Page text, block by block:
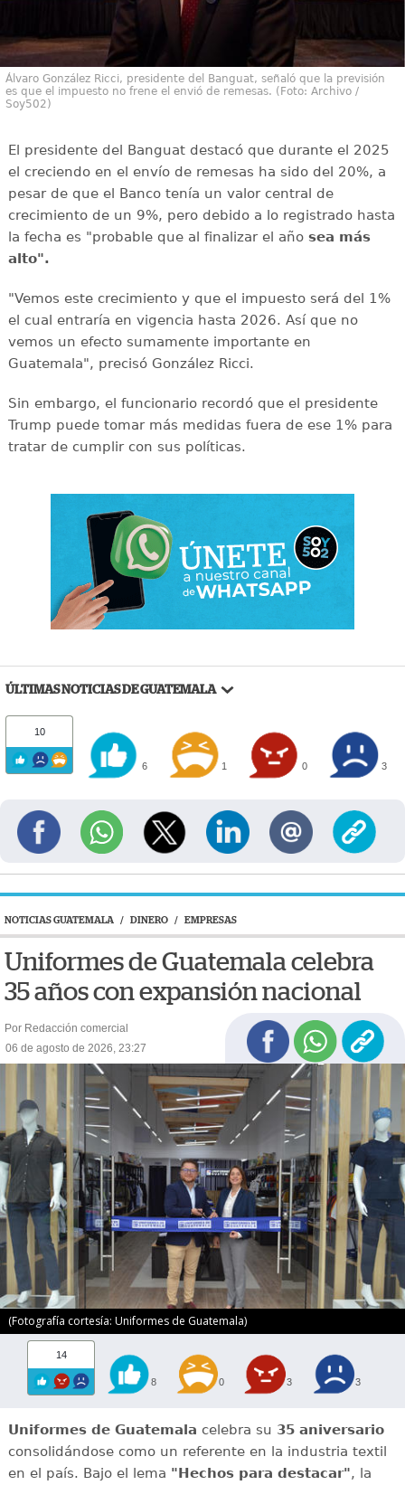
Álvaro González Ricci, presidente del Banguat, señaló que la previsión
es que el impuesto no frene el envió de remesas. (Foto: Archivo /
Soy502)
El presidente del Banguat destacó que durante el 2025
el creciendo en el envío de remesas ha sido del 20%, a
pesar de que el Banco tenía un valor central de
crecimiento de un 9%, pero debido a lo registrado hasta
la fecha es "probable que al finalizar el año sea más
alto".
"Vemos este crecimiento y que el impuesto será del 1%
el cual entraría en vigencia hasta 2026. Así que no
vemos un efecto sumamente importante en
Guatemala", precisó González Ricci.
Sin embargo, el funcionario recordó que el presidente
Trump puede tomar más medidas fuera de ese 1% para
tratar de cumplir con sus políticas.
ÚLTIMAS NOTICIAS DE GUATEMALA
10
6 1 0 3
NOTICIAS GUATEMALA / DINERO / EMPRESAS
Uniformes de Guatemala celebra
35 años con expansión nacional
Por Redacción comercial
06 de agosto de 2026, 23:27
(Fotografía cortesía: Uniformes de Guatemala)
14
8 0 3 3
Uniformes de Guatemala celebra su 35 aniversario
consolidándose como un referente en la industria textil
en el país. Bajo el lema "Hechos para destacar", la